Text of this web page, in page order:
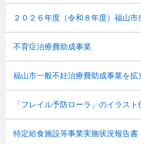
２０２６年度（令和８年度）福山
不育症治療費助成事業
福山市一般不妊治療費助成事業を拡
「フレイル予防ローラ」のイラス
特定給食施設等事業実施状況報告書